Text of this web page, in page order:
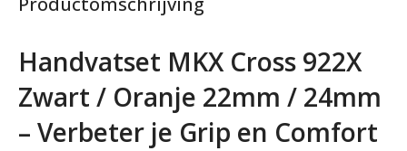
Handvatset MKX Cross 922X
Zwart / Oranje 22mm / 24mm
– Verbeter je Grip en Comfort